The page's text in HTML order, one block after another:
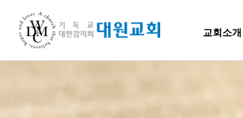
교회소개